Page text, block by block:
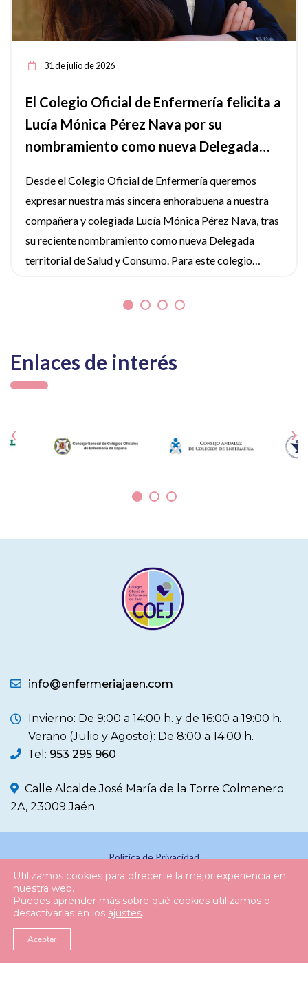
31 de julio de 2026
El Colegio Oficial de Enfermería felicita a
Lucía Mónica Pérez Nava por su
nombramiento como nueva Delegada
Desde el Colegio Oficial de Enfermería queremos
expresar nuestra más sincera enhorabuena a nuestra
compañera y colegiada Lucía Mónica Pérez Nava, tras
su reciente nombramiento como nueva Delegada
territorial de Salud y Consumo. Para este colegio
provincia, es un motivo de profundo orgullo que una
calado en la gestión sanitaria pública. Lucía Mónica
Pérez es mamá de dos hijos, diplomada en Enfermería
Enlaces de interés
‹ ›
info@enfermeriajaen.com
Invierno: De 9:00 a 14:00 h. y de 16:00 a 19:00 h.
Verano (Julio y Agosto): De 8:00 a 14:00 h.
Tel: 953 295 960
Calle Alcalde José María de la Torre Colmenero
2A, 23009 Jaén.
Política de Privacidad
Política de Cookies
Aviso Legal
Utilizamos cookies para ofrecerte la mejor experiencia en
nuestra web.
Puedes aprender más sobre qué cookies utilizamos o
desactivarlas en los ajustes.
Aceptar